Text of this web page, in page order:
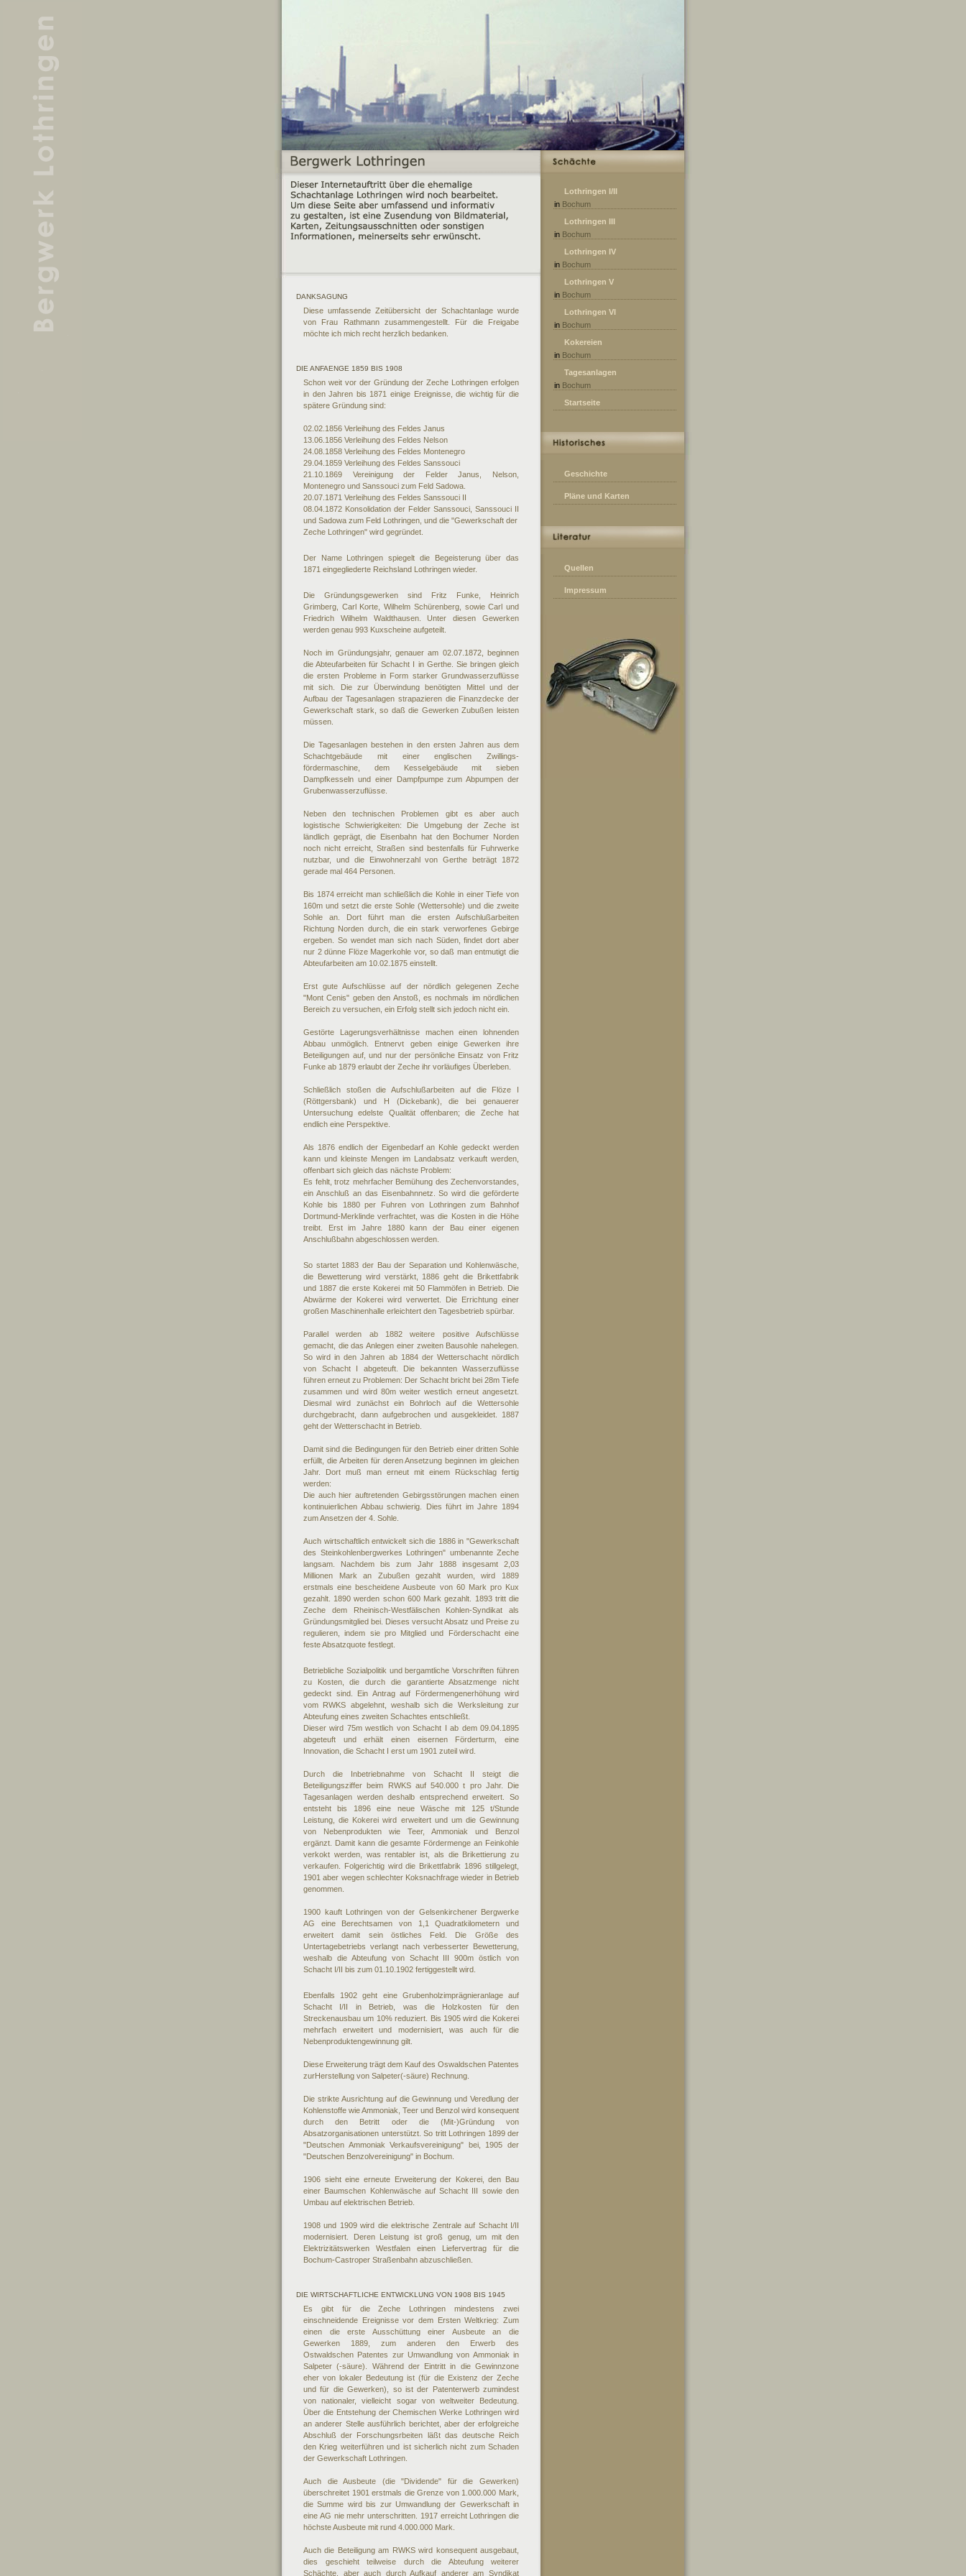
DANKSAGUNG
Diese umfassende Zeitübersicht der Schachtanlage wurde
von Frau Rathmann zusammengestellt. Für die Freigabe
möchte ich mich recht herzlich bedanken.
DIE ANFAENGE 1859 BIS 1908
Schon weit vor der Gründung der Zeche Lothringen erfolgen
in den Jahren bis 1871 einige Ereignisse, die wichtig für die
spätere Gründung sind:
02.02.1856 Verleihung des Feldes Janus
13.06.1856 Verleihung des Feldes Nelson
24.08.1858 Verleihung des Feldes Montenegro
29.04.1859 Verleihung des Feldes Sanssouci
21.10.1869 Vereinigung der Felder Janus, Nelson,
Montenegro und Sanssouci zum Feld Sadowa.
20.07.1871 Verleihung des Feldes Sanssouci II
08.04.1872 Konsolidation der Felder Sanssouci, Sanssouci II
und Sadowa zum Feld Lothringen, und die "Gewerkschaft der
Zeche Lothringen" wird gegründet.
Der Name Lothringen spiegelt die Begeisterung über das
1871 eingegliederte Reichsland Lothringen wieder.
Die Gründungsgewerken sind Fritz Funke, Heinrich
Grimberg, Carl Korte, Wilhelm Schürenberg, sowie Carl und
Friedrich Wilhelm Waldthausen. Unter diesen Gewerken
werden genau 993 Kuxscheine aufgeteilt.
Noch im Gründungsjahr, genauer am 02.07.1872, beginnen
die Abteufarbeiten für Schacht I in Gerthe. Sie bringen gleich
die ersten Probleme in Form starker Grundwasserzuflüsse
mit sich. Die zur Überwindung benötigten Mittel und der
Aufbau der Tagesanlagen strapazieren die Finanzdecke der
Gewerkschaft stark, so daß die Gewerken Zubußen leisten
müssen.
Die Tagesanlagen bestehen in den ersten Jahren aus dem
Schachtgebäude mit einer englischen Zwillings-
fördermaschine, dem Kesselgebäude mit sieben
Dampfkesseln und einer Dampfpumpe zum Abpumpen der
Grubenwasserzuflüsse.
Neben den technischen Problemen gibt es aber auch
logistische Schwierigkeiten: Die Umgebung der Zeche ist
ländlich geprägt, die Eisenbahn hat den Bochumer Norden
noch nicht erreicht, Straßen sind bestenfalls für Fuhrwerke
nutzbar, und die Einwohnerzahl von Gerthe beträgt 1872
gerade mal 464 Personen.
Bis 1874 erreicht man schließlich die Kohle in einer Tiefe von
160m und setzt die erste Sohle (Wettersohle) und die zweite
Sohle an. Dort führt man die ersten Aufschlußarbeiten
Richtung Norden durch, die ein stark verworfenes Gebirge
ergeben. So wendet man sich nach Süden, findet dort aber
nur 2 dünne Flöze Magerkohle vor, so daß man entmutigt die
Abteufarbeiten am 10.02.1875 einstellt.
Erst gute Aufschlüsse auf der nördlich gelegenen Zeche
"Mont Cenis" geben den Anstoß, es nochmals im nördlichen
Bereich zu versuchen, ein Erfolg stellt sich jedoch nicht ein.
Gestörte Lagerungsverhältnisse machen einen lohnenden
Abbau unmöglich. Entnervt geben einige Gewerken ihre
Beteiligungen auf, und nur der persönliche Einsatz von Fritz
Funke ab 1879 erlaubt der Zeche ihr vorläufiges Überleben.
Schließlich stoßen die Aufschlußarbeiten auf die Flöze I
(Röttgersbank) und H (Dickebank), die bei genauerer
Untersuchung edelste Qualität offenbaren; die Zeche hat
endlich eine Perspektive.
Als 1876 endlich der Eigenbedarf an Kohle gedeckt werden
kann und kleinste Mengen im Landabsatz verkauft werden,
offenbart sich gleich das nächste Problem:
Es fehlt, trotz mehrfacher Bemühung des Zechenvorstandes,
ein Anschluß an das Eisenbahnnetz. So wird die geförderte
Kohle bis 1880 per Fuhren von Lothringen zum Bahnhof
Dortmund-Merklinde verfrachtet, was die Kosten in die Höhe
treibt. Erst im Jahre 1880 kann der Bau einer eigenen
Anschlußbahn abgeschlossen werden.
So startet 1883 der Bau der Separation und Kohlenwäsche,
die Bewetterung wird verstärkt, 1886 geht die Brikettfabrik
und 1887 die erste Kokerei mit 50 Flammöfen in Betrieb. Die
Abwärme der Kokerei wird verwertet. Die Errichtung einer
großen Maschinenhalle erleichtert den Tagesbetrieb spürbar.
Parallel werden ab 1882 weitere positive Aufschlüsse
gemacht, die das Anlegen einer zweiten Bausohle nahelegen.
So wird in den Jahren ab 1884 der Wetterschacht nördlich
von Schacht I abgeteuft. Die bekannten Wasserzuflüsse
führen erneut zu Problemen: Der Schacht bricht bei 28m Tiefe
zusammen und wird 80m weiter westlich erneut angesetzt.
Diesmal wird zunächst ein Bohrloch auf die Wettersohle
durchgebracht, dann aufgebrochen und ausgekleidet. 1887
geht der Wetterschacht in Betrieb.
Damit sind die Bedingungen für den Betrieb einer dritten Sohle
erfüllt, die Arbeiten für deren Ansetzung beginnen im gleichen
Jahr. Dort muß man erneut mit einem Rückschlag fertig
werden:
Die auch hier auftretenden Gebirgsstörungen machen einen
kontinuierlichen Abbau schwierig. Dies führt im Jahre 1894
zum Ansetzen der 4. Sohle.
Auch wirtschaftlich entwickelt sich die 1886 in "Gewerkschaft
des Steinkohlenbergwerkes Lothringen" umbenannte Zeche
langsam. Nachdem bis zum Jahr 1888 insgesamt 2,03
Millionen Mark an Zubußen gezahlt wurden, wird 1889
erstmals eine bescheidene Ausbeute von 60 Mark pro Kux
gezahlt. 1890 werden schon 600 Mark gezahlt. 1893 tritt die
Zeche dem Rheinisch-Westfälischen Kohlen-Syndikat als
Gründungsmitglied bei. Dieses versucht Absatz und Preise zu
regulieren, indem sie pro Mitglied und Förderschacht eine
feste Absatzquote festlegt.
Betriebliche Sozialpolitik und bergamtliche Vorschriften führen
zu Kosten, die durch die garantierte Absatzmenge nicht
gedeckt sind. Ein Antrag auf Fördermengenerhöhung wird
vom RWKS abgelehnt, weshalb sich die Werksleitung zur
Abteufung eines zweiten Schachtes entschließt.
Dieser wird 75m westlich von Schacht I ab dem 09.04.1895
abgeteuft und erhält einen eisernen Förderturm, eine
Innovation, die Schacht I erst um 1901 zuteil wird.
Durch die Inbetriebnahme von Schacht II steigt die
Beteiligungsziffer beim RWKS auf 540.000 t pro Jahr. Die
Tagesanlagen werden deshalb entsprechend erweitert. So
entsteht bis 1896 eine neue Wäsche mit 125 t/Stunde
Leistung, die Kokerei wird erweitert und um die Gewinnung
von Nebenprodukten wie Teer, Ammoniak und Benzol
ergänzt. Damit kann die gesamte Fördermenge an Feinkohle
verkokt werden, was rentabler ist, als die Brikettierung zu
verkaufen. Folgerichtig wird die Brikettfabrik 1896 stillgelegt,
1901 aber wegen schlechter Koksnachfrage wieder in Betrieb
genommen.
1900 kauft Lothringen von der Gelsenkirchener Bergwerke
AG eine Berechtsamen von 1,1 Quadratkilometern und
erweitert damit sein östliches Feld. Die Größe des
Untertagebetriebs verlangt nach verbesserter Bewetterung,
weshalb die Abteufung von Schacht III 900m östlich von
Schacht I/II bis zum 01.10.1902 fertiggestellt wird.
Ebenfalls 1902 geht eine Grubenholzimprägnieranlage auf
Schacht I/II in Betrieb, was die Holzkosten für den
Streckenausbau um 10% reduziert. Bis 1905 wird die Kokerei
mehrfach erweitert und modernisiert, was auch für die
Nebenproduktengewinnung gilt.
Diese Erweiterung trägt dem Kauf des Oswaldschen Patentes
zurHerstellung von Salpeter(-säure) Rechnung.
Die strikte Ausrichtung auf die Gewinnung und Veredlung der
Kohlenstoffe wie Ammoniak, Teer und Benzol wird konsequent
durch den Betritt oder die (Mit-)Gründung von
Absatzorganisationen unterstützt. So tritt Lothringen 1899 der
"Deutschen Ammoniak Verkaufsvereinigung" bei, 1905 der
"Deutschen Benzolvereinigung" in Bochum.
1906 sieht eine erneute Erweiterung der Kokerei, den Bau
einer Baumschen Kohlenwäsche auf Schacht III sowie den
Umbau auf elektrischen Betrieb.
1908 und 1909 wird die elektrische Zentrale auf Schacht I/II
modernisiert. Deren Leistung ist groß genug, um mit den
Elektrizitätswerken Westfalen einen Liefervertrag für die
Bochum-Castroper Straßenbahn abzuschließen.
DIE WIRTSCHAFTLICHE ENTWICKLUNG VON 1908 BIS 1945
Es gibt für die Zeche Lothringen mindestens zwei
einschneidende Ereignisse vor dem Ersten Weltkrieg: Zum
einen die erste Ausschüttung einer Ausbeute an die
Gewerken 1889, zum anderen den Erwerb des
Ostwaldschen Patentes zur Umwandlung von Ammoniak in
Salpeter (-säure). Während der Eintritt in die Gewinnzone
eher von lokaler Bedeutung ist (für die Existenz der Zeche
und für die Gewerken), so ist der Patenterwerb zumindest
von nationaler, vielleicht sogar von weltweiter Bedeutung.
Über die Entstehung der Chemischen Werke Lothringen wird
an anderer Stelle ausführlich berichtet, aber der erfolgreiche
Abschluß der Forschungsrbeiten läßt das deutsche Reich
den Krieg weiterführen und ist sicherlich nicht zum Schaden
der Gewerkschaft Lothringen.
Auch die Ausbeute (die "Dividende" für die Gewerken)
überschreitet 1901 erstmals die Grenze von 1.000.000 Mark,
die Summe wird bis zur Umwandlung der Gewerkschaft in
eine AG nie mehr unterschritten. 1917 erreicht Lothringen die
höchste Ausbeute mit rund 4.000.000 Mark.
Auch die Beteiligung am RWKS wird konsequent ausgebaut,
dies geschieht teilweise durch die Abteufung weiterer
Schächte, aber auch durch Aufkauf anderer am Syndikat
Lothringen I/II
in Bochum
Lothringen III
in Bochum
Lothringen IV
in Bochum
Lothringen V
in Bochum
Lothringen VI
in Bochum
Kokereien
in Bochum
Tagesanlagen
in Bochum
Startseite
Geschichte
Pläne und Karten
Quellen
Impressum